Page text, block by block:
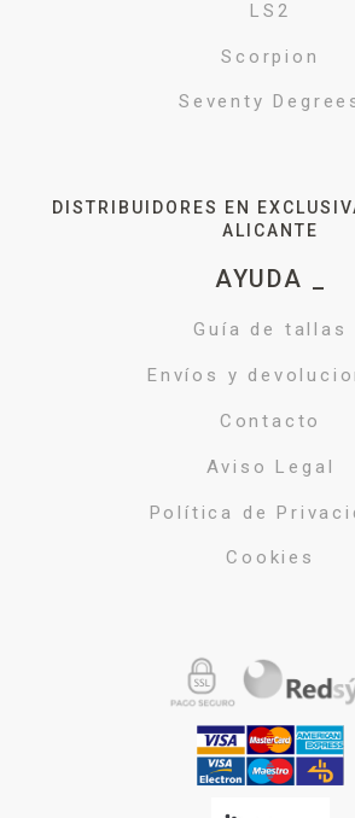
LS2
Scorpion
Seventy
DISTRIBUIDORES EN
ALICANTE
AYUDA _
Guía de tallas
Envíos y
Contacto
Aviso Legal
Política de
Cookies